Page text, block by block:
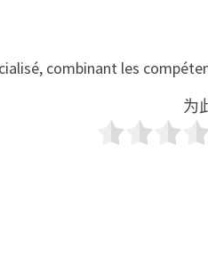
combinant les
为